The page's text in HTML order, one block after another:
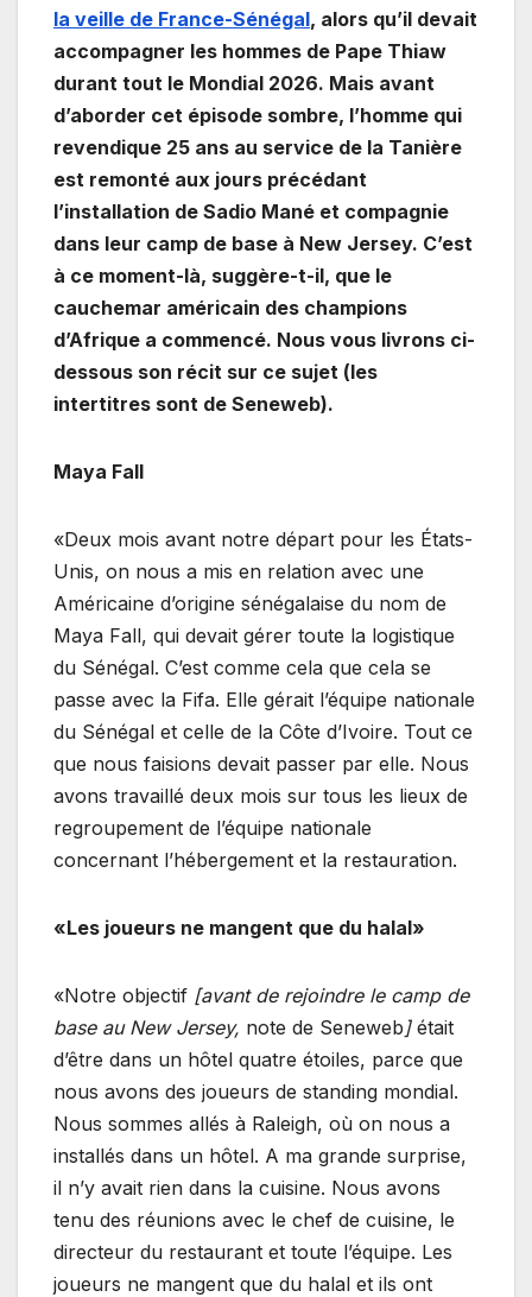
la veille de France-Sénégal, alors qu’il devait
accompagner les hommes de Pape Thiaw
durant tout le Mondial 2026. Mais avant
d’aborder cet épisode sombre, l’homme qui
revendique 25 ans au service de la Tanière
est remonté aux jours précédant
l’installation de Sadio Mané et compagnie
dans leur camp de base à New Jersey. C’est
à ce moment-là, suggère-t-il, que le
cauchemar américain des champions
d’Afrique a commencé. Nous vous livrons ci-
dessous son récit sur ce sujet (les
intertitres sont de Seneweb).
Maya Fall
«Deux mois avant notre départ pour les États-
Unis, on nous a mis en relation avec une
Américaine d’origine sénégalaise du nom de
Maya Fall, qui devait gérer toute la logistique
du Sénégal. C’est comme cela que cela se
passe avec la Fifa. Elle gérait l’équipe nationale
du Sénégal et celle de la Côte d’Ivoire. Tout ce
que nous faisions devait passer par elle. Nous
avons travaillé deux mois sur tous les lieux de
regroupement de l’équipe nationale
concernant l’hébergement et la restauration.
«Les joueurs ne mangent que du halal»
«Notre objectif [avant de rejoindre le camp de
base au New Jersey, note de Seneweb ]était
d’être dans un hôtel quatre étoiles, parce que
nous avons des joueurs de standing mondial.
Nous sommes allés à Raleigh, où on nous a
installés dans un hôtel. A ma grande surprise,
il n’y avait rien dans la cuisine. Nous avons
tenu des réunions avec le chef de cuisine, le
directeur du restaurant et toute l’équipe. Les
joueurs ne mangent que du halal et ils ont